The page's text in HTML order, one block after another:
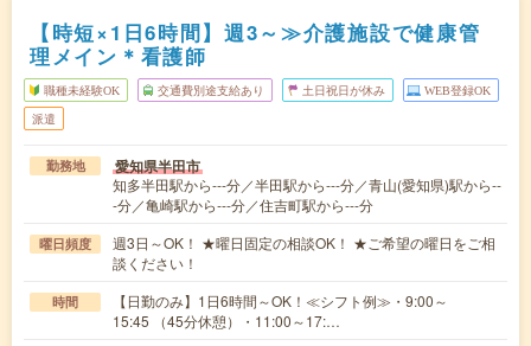
【時短×1日6時間】週3～≫介護施設で健康管
理メイン＊看護師
職種未経験OK 交通費別途支給あり 土日祝日が休み WEB登録OK
派遣
勤務地 愛知県半田市
知多半田駅から---分／半田駅から---分／青山(愛知県)駅から--
-分／亀崎駅から---分／住吉町駅から---分
曜日頻度
週3日～OK！ ★曜日固定の相談OK！ ★ご希望の曜日をご相
談ください！
時間
【日勤のみ】1日6時間～OK！≪シフト例≫・9:00～
15:45 （45分休憩）・11:00～17:…